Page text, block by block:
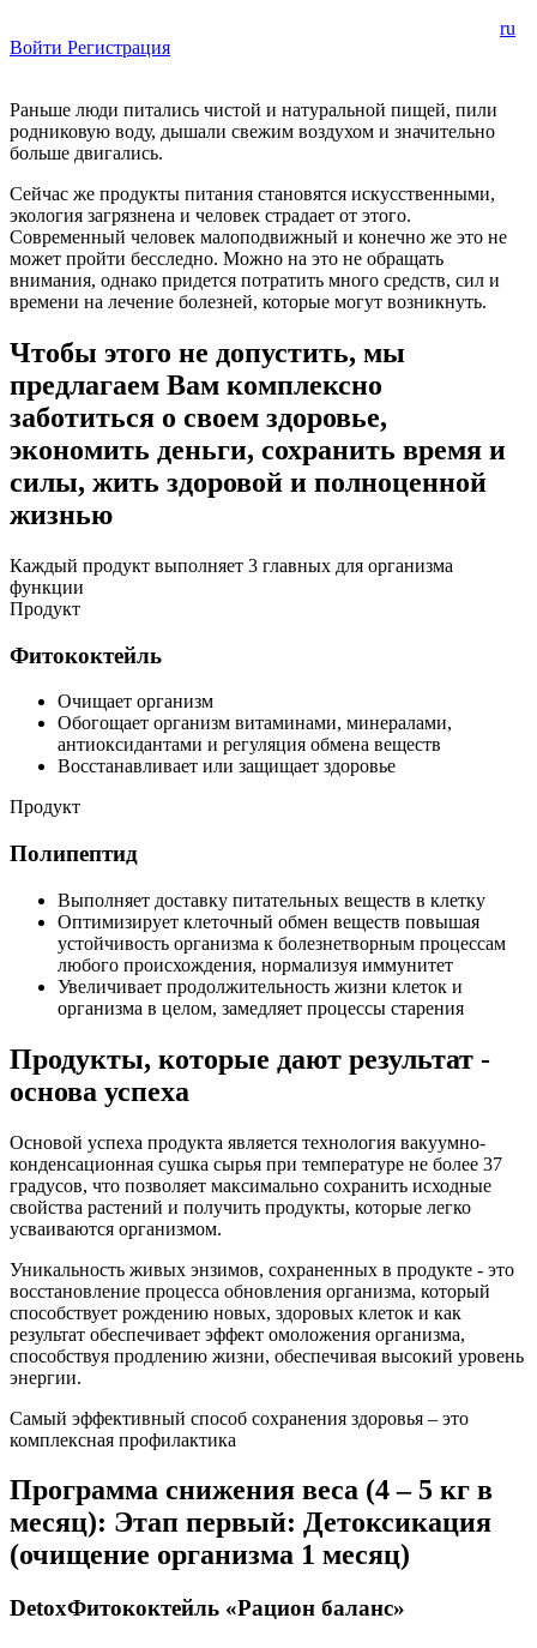
ru
Войти Регистрация
Раньше люди питались чистой и натуральной пищей, пили
родниковую воду, дышали свежим воздухом и значительно
больше двигались.
Сейчас же продукты питания становятся искусственными,
экология загрязнена и человек страдает от этого.
Современный человек малоподвижный и конечно же это не
может пройти бесследно. Можно на это не обращать
внимания, однако придется потратить много средств, сил и
времени на лечение болезней, которые могут возникнуть.
Чтобы этого не допустить, мы
предлагаем Вам комплексно
заботиться о своем здоровье,
экономить деньги, сохранить время и
силы, жить здоровой и полноценной
жизнью
Каждый продукт выполняет 3 главных для организма
функции
Продукт
Фитококтейль
Очищает организм
Обогощает организм витаминами, минералами,
антиоксидантами и регуляция обмена веществ
Восстанавливает или защищает здоровье
Продукт
Полипептид
Выполняет доставку питательных веществ в клетку
Оптимизирует клеточный обмен веществ повышая
устойчивость организма к болезнетворным процессам
любого происхождения, нормализуя иммунитет
Увеличивает продолжительность жизни клеток и
организма в целом, замедляет процессы старения
Продукты, которые дают результат -
основа успеха
Основой успеха продукта является технология вакуумно-
конденсационная сушка сырья при температуре не более 37
градусов, что позволяет максимально сохранить исходные
свойства растений и получить продукты, которые легко
усваиваются организмом.
Уникальность живых энзимов, сохраненных в продукте - это
восстановление процесса обновления организма, который
способствует рождению новых, здоровых клеток и как
результат обеспечивает эффект омоложения организма,
способствуя продлению жизни, обеспечивая высокий уровень
энергии.
Самый эффективный способ сохранения здоровья – это
комплексная профилактика
Программа снижения веса (4 – 5 кг в
месяц): Этап первый: Детоксикация
(очищение организма 1 месяц)
DetoxФитококтейль «Рацион баланс»